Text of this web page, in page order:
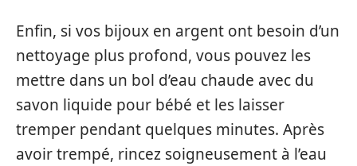
Enfin, si vos bijoux en argent ont besoin d’un
nettoyage plus profond, vous pouvez les
mettre dans un bol d’eau chaude avec du
savon liquide pour bébé et les laisser
tremper pendant quelques minutes. Après
avoir trempé, rincez soigneusement à l’eau